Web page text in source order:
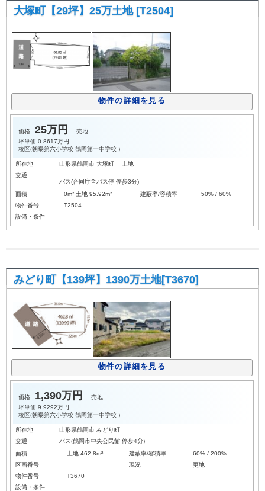
大塚町【29坪】25万土地 [T2504]
物件の詳細を見る
価格 25万円
売地
坪単価 0.8617万円
校区(朝暘第六小学校 鶴岡第一中学校 )
所在地
山形県鶴岡市 大塚町 土地
交通
バス(合同庁舎バス停 停歩3分)
面積
0m² 土地 95.92m² 建蔽率/容積率
50% / 60%
物件番号
T2504
設備・条件
みどり町【139坪】1390万土地[T3670]
物件の詳細を見る
価格 1,390万円
売地
坪単価 9.9292万円
校区(朝暘第六小学校 鶴岡第一中学校 )
所在地
山形県鶴岡市 みどり町
交通
バス(鶴岡市中央公民館 停歩4分)
面積
土地 462.8m² 建蔽率/容積率
60% / 200%
区画番号
現況
更地
物件番号
T3670
設備・条件